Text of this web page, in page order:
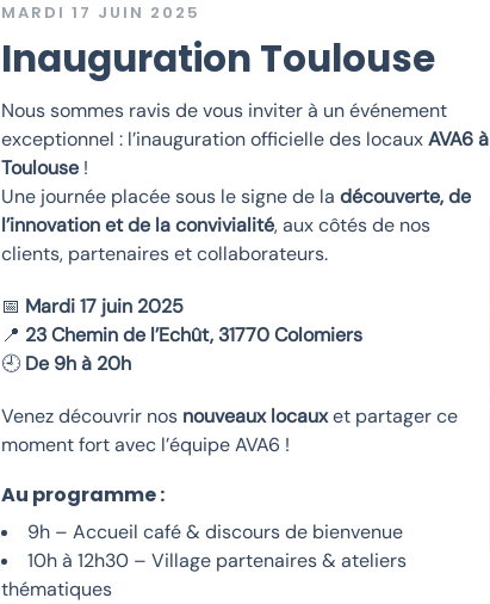
MARDI 17 JUIN 2025
Inauguration Toulouse
Nous sommes ravis de vous inviter à un événement
exceptionnel : l’inauguration officielle des locauxAVA6 à
Toulouse !
Une journée placée sous le signe de la découverte, de
l’innovation et de la convivialité, aux côtés de nos
clients, partenaires et collaborateurs.
📅 Mardi 17 juin 2025
📍 23 Chemin de l’Echût, 31770 Colomiers
🕘 De 9h à 20h
Venez découvrir nos nouveaux locauxet partager ce
moment fort avec l’équipe AVA6 !
Au programme :
9h – Accueil café & discours de bienvenue
10h à 12h30 – Village partenaires & ateliers
thématiques